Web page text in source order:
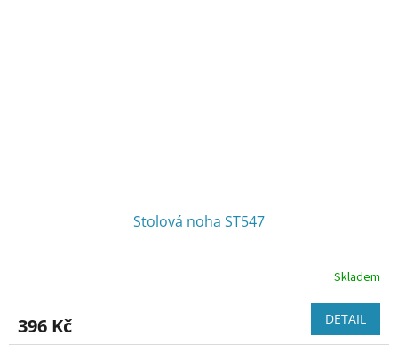
Stolová noha ST547
Skladem
396 Kč DETAIL